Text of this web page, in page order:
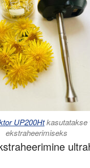
UP200Htkasutatakse
ekstraheerimiseks